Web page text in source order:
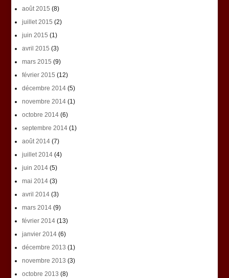
août 2015 (8)
juillet 2015 (2)
juin 2015 (1)
avril 2015 (3)
mars 2015 (9)
février 2015 (12)
décembre 2014(5)
novembre 2014(1)
octobre 2014(6)
septembre 2014(1)
août 2014(7)
juillet 2014(4)
juin 2014(5)
mai 2014(3)
avril 2014(3)
mars 2014(9)
février 2014(13)
janvier 2014(6)
décembre 2013 (1)
novembre 2013 (3)
octobre 2013 (8)